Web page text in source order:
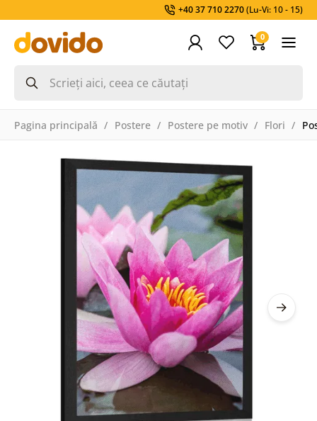
+40 37 710 2270(Lu-Vi: 10 - 15)
0
Pagina principală Postere Postere pe motiv Flori